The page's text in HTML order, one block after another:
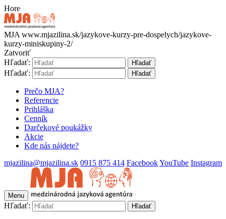
Hore
MJA www.mjazilina.sk/jazykove-kurzy-pre-dospelych/jazykove-
kurzy-miniskupiny-2/
Zatvoriť
Hľadať:
Hľadať
Hľadať: Hľadať
Prečo MJA?
Referencie
Prihláška
Cenník
Darčekové poukážky
Akcie
Kde nás nájdete?
mjazilina@mjazilina.sk 0915 875 414 FacebookYouTube Instagram
Menu
Hľadať: Hľadať